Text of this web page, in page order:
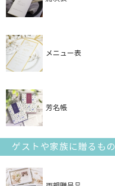
メニュー表
芳名帳
ゲストや家族に贈るもの